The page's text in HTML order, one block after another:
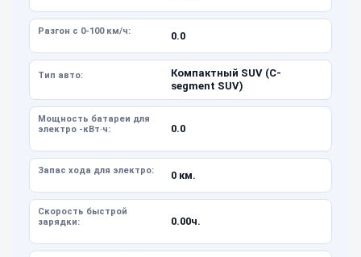
Разгон с 0-100 км/ч: 0.0
Тип авто:
Компактный SUV (C-
segment SUV)
Мощность батареи для
электро -кВт·ч:
0.0
Запас хода для электро: 0 км.
Скорость быстрой
зарядки:
0.00ч.